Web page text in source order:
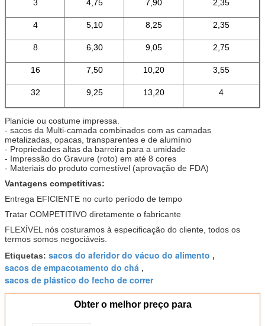
3 4,75 7,90 2,35
4 5,10 8,25 2,35
8 6,30 9,05 2,75
16 7,50 10,20 3,55
32 9,25 13,20 4
Planície ou costume impressa.
- sacos da Multi-camada combinados com as camadas
metalizadas, opacas, transparentes e de alumínio
- Propriedades altas da barreira para a umidade
- Impressão do Gravure (roto) em até 8 cores
- Materiais do produto comestível (aprovação de FDA)
Vantagens competitivas:
Entrega EFICIENTE no curto período de tempo
Tratar COMPETITIVO diretamente o fabricante
FLEXÍVEL nós costuramos à especificação do cliente, todos os
termos somos negociáveis.
Etiquetas: sacos do aferidor do vácuo do alimento ,
sacos de empacotamento do chá ,
sacos de plástico do fecho de correr
Obter o melhor preço para